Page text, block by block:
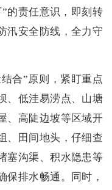
的责任意识，即刻转
汛安全防线，全力守
合”原则，紧盯重点
、低洼易涝点、山塘
、高陡边坡等区域开
、田间地头，仔细查
塞沟渠、积水隐患等
保排水畅通。同时，